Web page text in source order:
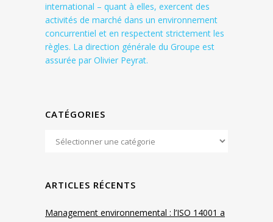
international – quant à elles, exercent des
activités de marché dans un environnement
concurrentiel et en respectent strictement les
règles. La direction générale du Groupe est
assurée par Olivier Peyrat.
CATÉGORIES
ARTICLES RÉCENTS
Management environnemental : l’ISO 14001 a